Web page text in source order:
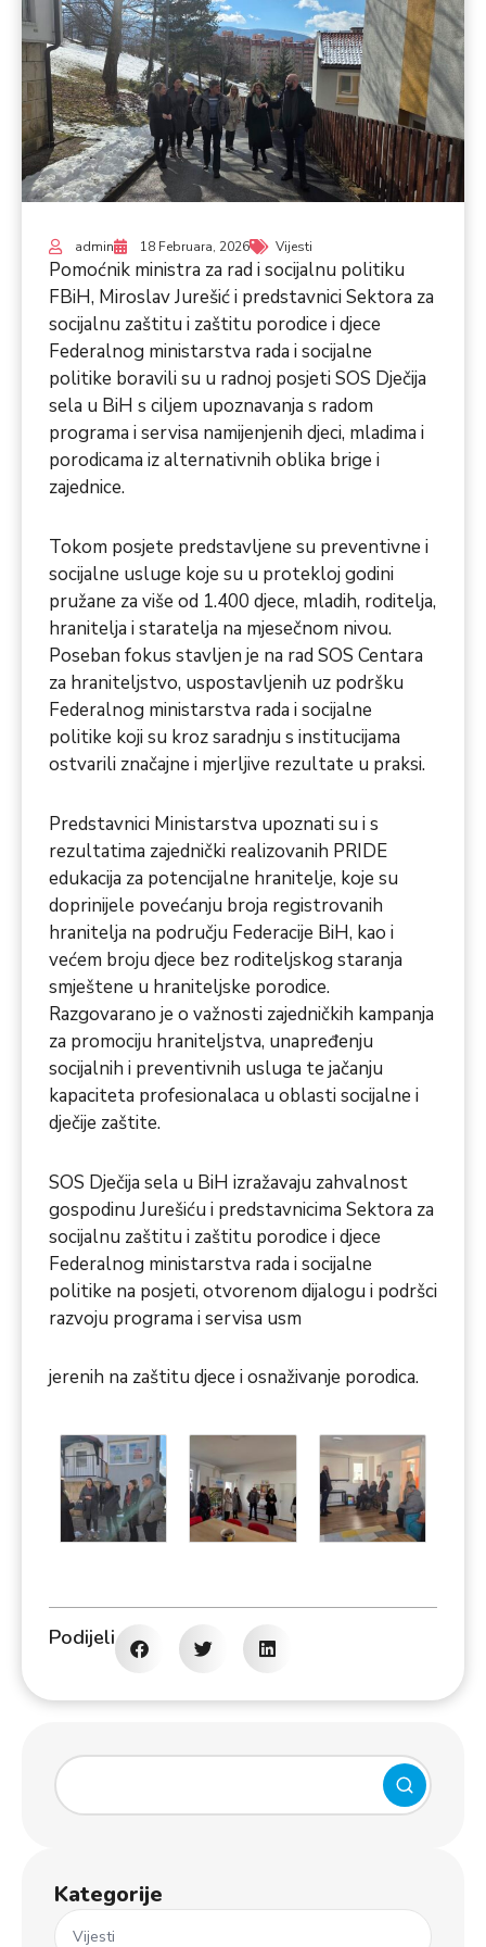
admin 18 Februara, 2026 Vijesti
Pomoćnik ministra za rad i socijalnu politiku
FBiH, Miroslav Jurešić i predstavnici Sektora za
socijalnu zaštitu i zaštitu porodice i djece
Federalnog ministarstva rada i socijalne
politike boravili su u radnoj posjeti SOS Dječija
sela u BiH s ciljem upoznavanja s radom
programa i servisa namijenjenih djeci, mladima i
porodicama iz alternativnih oblika brige i
zajednice.
Tokom posjete predstavljene su preventivne i
socijalne usluge koje su u protekloj godini
pružane za više od 1.400 djece, mladih, roditelja,
hranitelja i staratelja na mjesečnom nivou.
Poseban fokus stavljen je na rad SOS Centara
za hraniteljstvo, uspostavljenih uz podršku
Federalnog ministarstva rada i socijalne
politike koji su kroz saradnju s institucijama
ostvarili značajne i mjerljive rezultate u praksi.
Predstavnici Ministarstva upoznati su i s
rezultatima zajednički realizovanih PRIDE
edukacija za potencijalne hranitelje, koje su
doprinijele povećanju broja registrovanih
hranitelja na području Federacije BiH, kao i
većem broju djece bez roditeljskog staranja
smještene u hraniteljske porodice.
Razgovarano je o važnosti zajedničkih kampanja
za promociju hraniteljstva, unapređenju
socijalnih i preventivnih usluga te jačanju
kapaciteta profesionalaca u oblasti socijalne i
dječije zaštite.
SOS Dječija sela u BiH izražavaju zahvalnost
gospodinu Jurešiću i predstavnicima Sektora za
socijalnu zaštitu i zaštitu porodice i djece
Federalnog ministarstva rada i socijalne
politike na posjeti, otvorenom dijalogu i podršci
razvoju programa i servisa usm
jerenih na zaštitu djece i osnaživanje porodica.
Podijeli
Kategorije
Vijesti